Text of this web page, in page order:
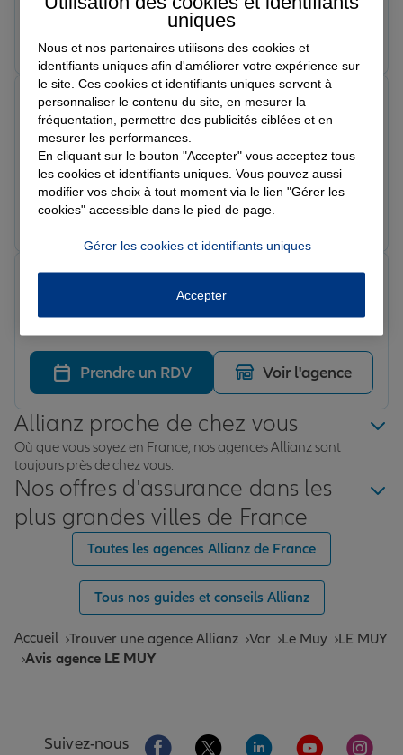
j’ai particulièrement apprécié la qualité du suivi et les
conseils donnés on se sent accompagné et bien
conseillé à chaque étape. Merci pour votre
professionnalisme et votre réactivité. Je recommande
vivement.
Note de 5 sur 5
Le 18/02/2026 - Agence LE MUY
Excellente expérience avec cette agence ! Un grand
merci à Séverine pour son professionnalisme et sa
réactivité. Elle est toujours à l’écoute, de très bon
conseil et prend le temps d’expliquer les choses
qui est vraiment appréciable. Je recommande sans
hésitation !
Alexandrine S.
Prendre un RDV Voir l'agence
Alain M.
Prendre un RDV Voir l'agence
Allianz proche de chez vous
Où que vous soyez en France, nos agences Allianz sont
toujours près de chez vous.
Nos offres d'assurance dans les
plus grandes villes de France
Toutes les agences Allianz de France
Tous nos guides et conseils Allianz
Accueil Trouver une agence Allianz Var Le Muy
LE MUY
Avis agence LE MUY
Suivez-nous Aller sur la page Facebook de Allianz
Aller sur la page Twitter de
Aller sur la page
Aller sur la
Aller
uniques
Nous et nos partenaires utilisons des cookies et
identifiants uniques afin d'améliorer votre expérience sur
le site. Ces cookies et identifiants uniques servent à
personnaliser le contenu du site, en mesurer la
fréquentation, permettre des publicités ciblées et en
mesurer les performances.
En cliquant sur le bouton "Accepter" vous acceptez tous
les cookies et identifiants uniques. Vous pouvez aussi
modifier vos choix à tout moment via le lien "Gérer les
cookies" accessible dans le pied de page.
Gérer les cookies et identifiants uniques
Accepter